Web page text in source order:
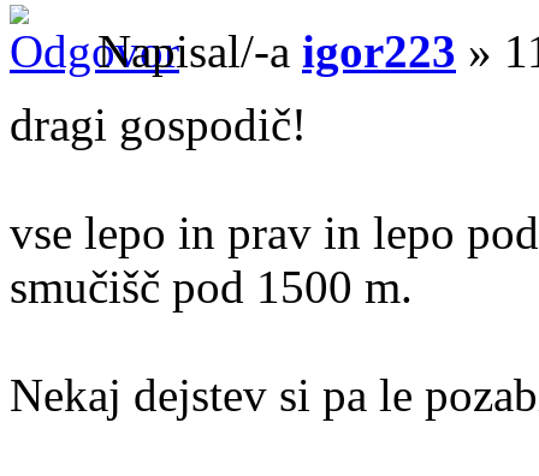
Napisal/-a igor223 »
dragi gospodič!
vse lepo in prav in lepo
smučišč pod 1500 m.
Nekaj dejstev si pa le